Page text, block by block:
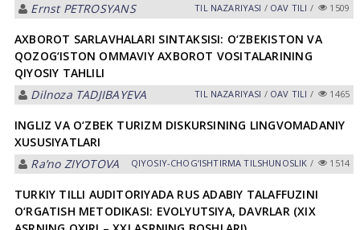
Ernst PETROSYANS
TIL NАZАRIYASI / OAV TILI / 1509
AXBOROT SARLAVHALARI SINTAKSISI: O‘ZBEKISTON VA
QOZOG‘ISTON OMMAVIY AXBOROT VOSITALARINING
QIYOSIY TAHLILI
Dilnoza TADJIBAYEVA
TIL NАZАRIYASI / OAV TILI / 1465
INGLIZ VA O‘ZBEK TURIZM DISKURSINING LINGVOMADANIY
XUSUSIYATLARI
Ra’no ZIYOTOVA
QIYOSIY-CHOG‘ISHTIRMA TILSHUNOSLIK / 1514
TURKIY TILLI AUDITORIYADA RUS ADABIY TALAFFUZINI
O‘RGATISH METODIKASI: EVOLYUTSIYA, DAVRLAR (XIX